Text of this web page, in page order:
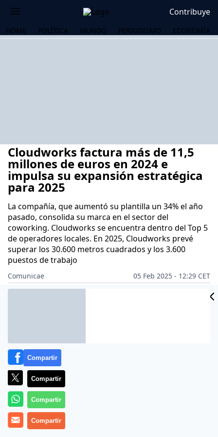
Contribuye
HOME POLÍTICA MUNDO PERIODISMO ECONOMÍA
Cloudworks factura más de 11,5
millones de euros en 2024 e
impulsa su expansión estratégica
para 2025
La compañía, que aumentó su plantilla un 34% el año
pasado, consolida su marca en el sector del
coworking. Cloudworks se encuentra dentro del Top 5
de operadores locales. En 2025, Cloudworks prevé
superar los 30.600 metros cuadrados y los 3.600
puestos de trabajo
Comunicae
05 Feb 2025 - 12:29 CET
Compartir
Compartir
Compartir
Compartir